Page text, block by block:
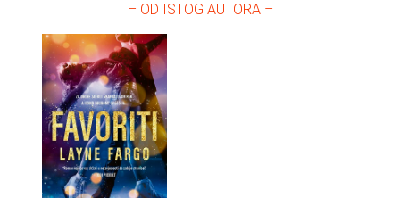
– OD ISTOG AUTORA –